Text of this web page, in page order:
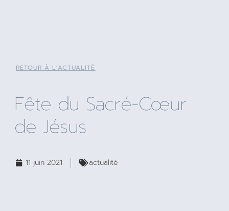
RETOUR À L'ACTUALITÉ
Fête du Sacré-Cœur
de Jésus
11 juin 2021 actualité